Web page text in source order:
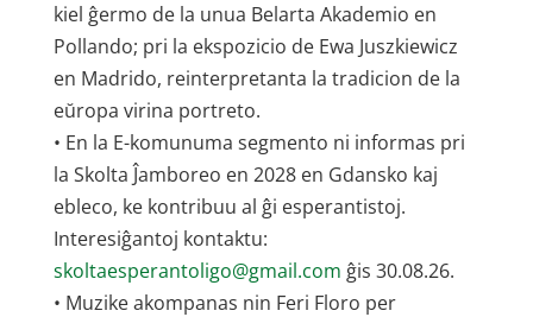
kiel ĝermo de la unua Belarta Akademio en
Pollando; pri la ekspozicio de Ewa Juszkiewicz
en Madrido, reinterpretanta la tradicion de la
eŭropa virina portreto.
• En la E-komunuma segmento ni informas pri
la Skolta Ĵamboreo en 2028 en Gdansko kaj
ebleco, ke kontribuu al ĝi esperantistoj.
Interesiĝantoj kontaktu:
skoltaesperantoligo@gmail.com ĝis 30.08.26.
• Muzike akompanas nin Feri Floro per